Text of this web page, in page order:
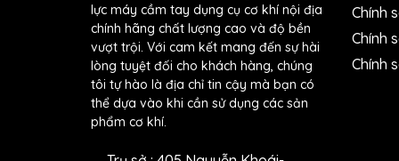
lực máy cầm tay dụng cụ cơ khí nội địa
chính hãng chất lượng cao và độ bền
vượt trội. Với cam kết mang đến sự hài
lòng tuyệt đối cho khách hàng, chúng
tôi tự hào là địa chỉ tin cậy mà bạn có
thể dựa vào khi cần sử dụng các sản
phẩm cơ khí.
Chính
Chính
Chính